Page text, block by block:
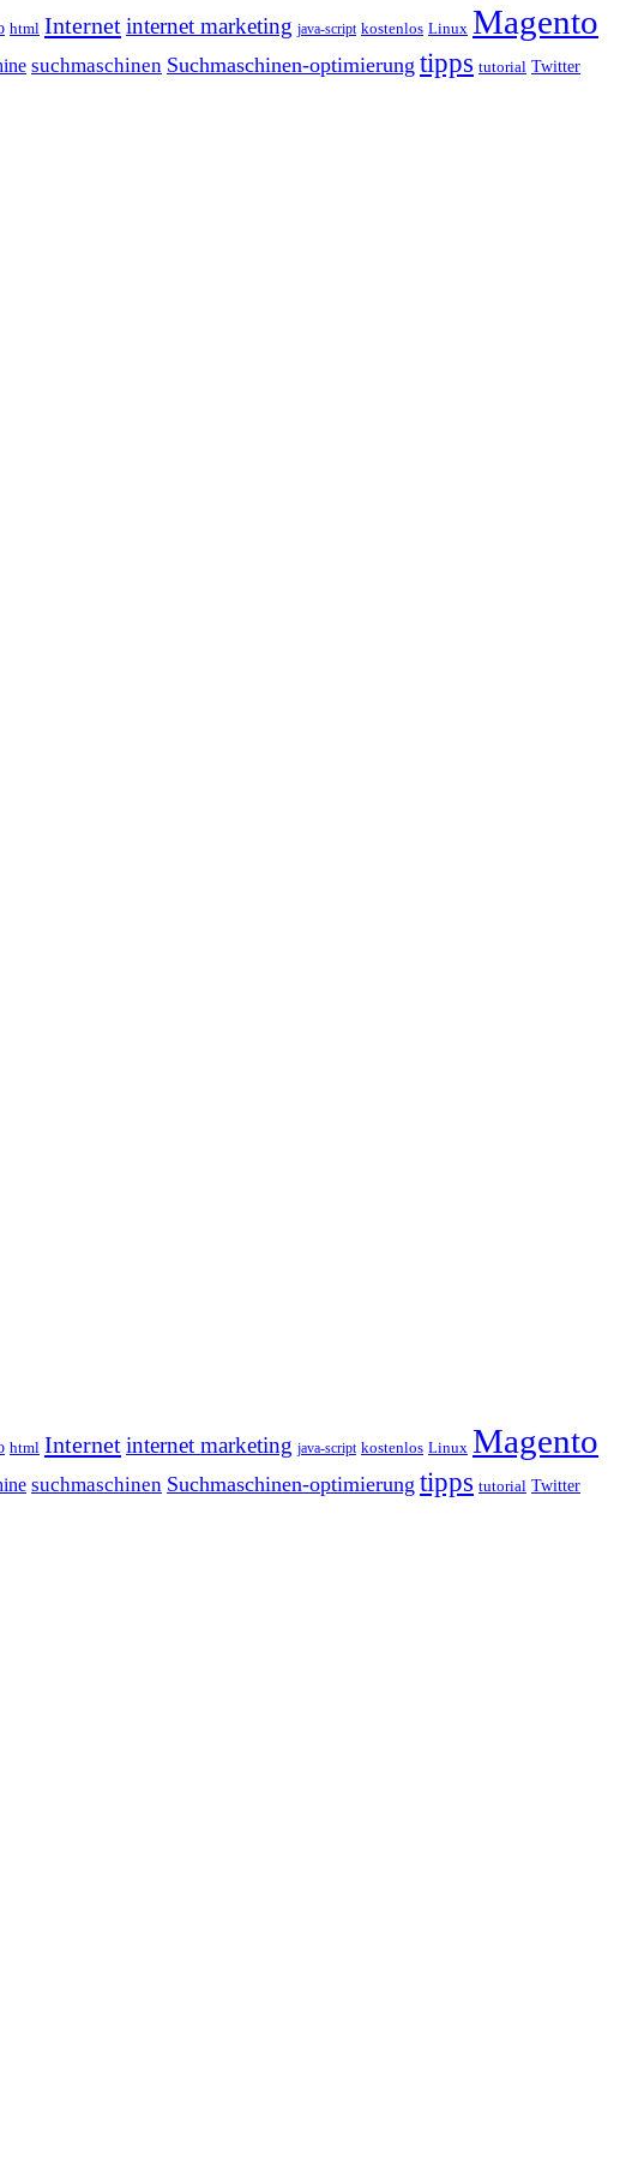
html Internetinternet marketing java-script kostenlos Linux Magento
suchmaschinen Suchmaschinen-optimierung tipps tutorial Twitter
html Internetinternet marketing java-script kostenlos Linux Magento
suchmaschinen Suchmaschinen-optimierung tipps tutorial Twitter